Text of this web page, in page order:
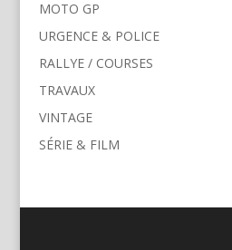
MOTO GP
URGENCE & POLICE
RALLYE / COURSES
TRAVAUX
VINTAGE
SÉRIE & FILM